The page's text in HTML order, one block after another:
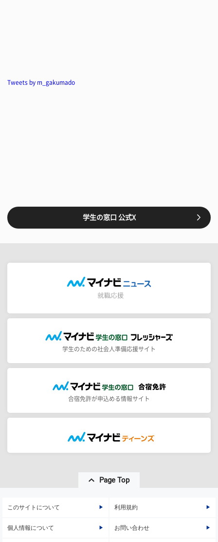
Tweets by m_gakumado
学生の窓口 公式X
学生のための社会人準備応援サイト
合宿免許が申込める情報サイト
Page Top
このサイトについて 利用規約
個人情報について お問い合わせ